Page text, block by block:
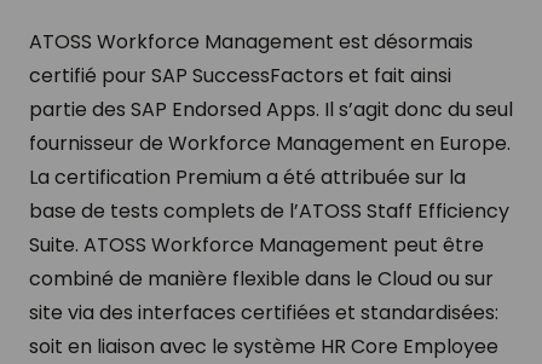
ATOSS Workforce Management est désormais
certifié pour SAP SuccessFactors et fait ainsi
partie des SAP Endorsed Apps. Il s’agit donc du seul
fournisseur de Workforce Management en Europe.
La certification Premium a été attribuée sur la
base de tests complets de l’ATOSS Staff Efficiency
Suite. ATOSS Workforce Management peut être
combiné de manière flexible dans le Cloud ou sur
site via des interfaces certifiées et standardisées:
soit en liaison avec le système HR Core Employee